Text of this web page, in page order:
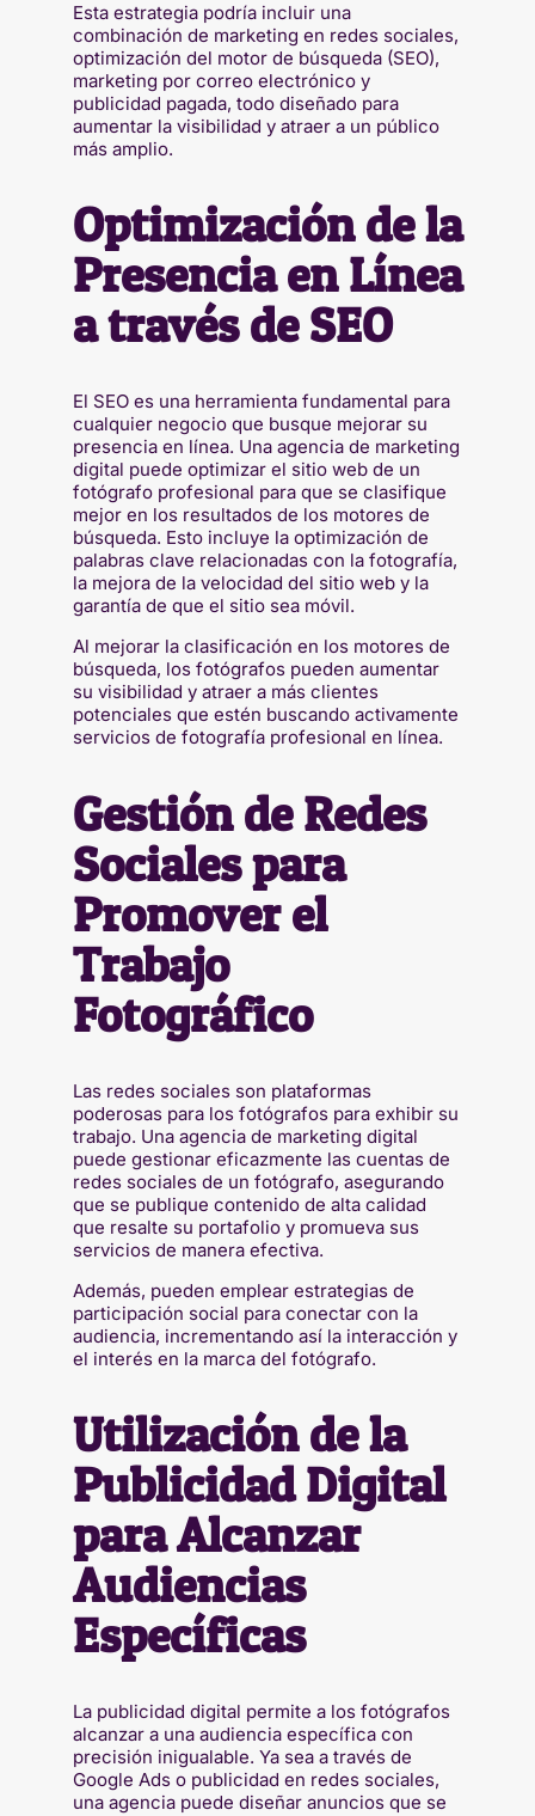
Esta estrategia podría incluir una
combinación de marketing en redes sociales,
optimización del motor de búsqueda (SEO),
marketing por correo electrónico y
publicidad pagada, todo diseñado para
aumentar la visibilidad y atraer a un público
más amplio.
Optimización de la
Presencia en Línea
a través de SEO
El SEO es una herramienta fundamental para
cualquier negocio que busque mejorar su
presencia en línea. Una agencia de marketing
digital puede optimizar el sitio web de un
fotógrafo profesional para que se clasifique
mejor en los resultados de los motores de
búsqueda. Esto incluye la optimización de
palabras clave relacionadas con la fotografía,
la mejora de la velocidad del sitio web y la
garantía de que el sitio sea móvil.
Al mejorar la clasificación en los motores de
búsqueda, los fotógrafos pueden aumentar
su visibilidad y atraer a más clientes
potenciales que estén buscando activamente
servicios de fotografía profesional en línea.
Gestión de Redes
Sociales para
Promover el
Trabajo
Fotográfico
Las redes sociales son plataformas
poderosas para los fotógrafos para exhibir su
trabajo. Una agencia de marketing digital
puede gestionar eficazmente las cuentas de
redes sociales de un fotógrafo, asegurando
que se publique contenido de alta calidad
que resalte su portafolio y promueva sus
servicios de manera efectiva.
Además, pueden emplear estrategias de
participación social para conectar con la
audiencia, incrementando así la interacción y
el interés en la marca del fotógrafo.
Utilización de la
Publicidad Digital
para Alcanzar
Audiencias
Específicas
La publicidad digital permite a los fotógrafos
alcanzar a una audiencia específica con
precisión inigualable. Ya sea a través de
Google Ads o publicidad en redes sociales,
una agencia puede diseñar anuncios que se